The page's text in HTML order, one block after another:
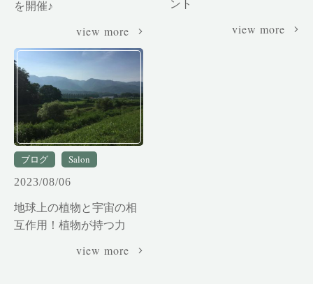
を開催♪
view more
ント
view more
ブログ Salon
2023/08/06
地球上の植物と宇宙の相
互作用！植物が持つ力
view more